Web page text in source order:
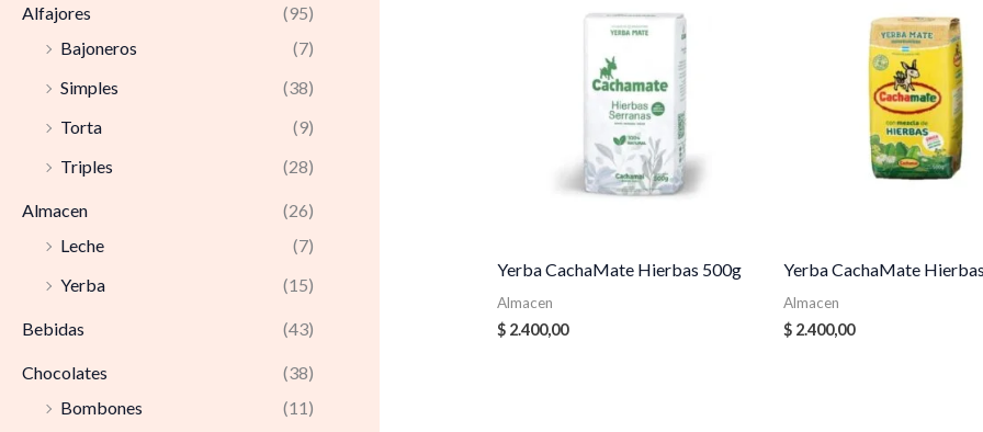
Alfajores
(95)
Bajoneros
(7)
Simples
(38)
Torta
(9)
Triples
(28)
Almacen
(26)
Leche
(7)
Yerba
(15)
Bebidas (43)
Chocolates
(38)
Bombones
(11)
Yerba CachaMate Hierbas 500g
Almacen
$2.400,00
Yerba CachaMate
Almacen
$ 2.400,00